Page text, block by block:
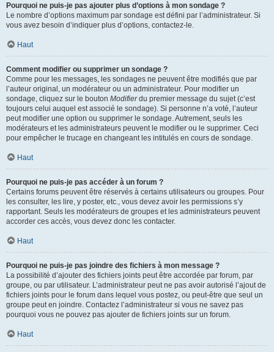
Pourquoi ne puis-je pas ajouter plus d’options à mon sondage ?
Le nombre d’options maximum par sondage est défini par l’administrateur. Si
vous avez besoin d’indiquer plus d’options, contactez-le.
Haut
Comment modifier ou supprimer un sondage ?
Comme pour les messages, les sondages ne peuvent être modifiés que par
l’auteur original, un modérateur ou un administrateur. Pour modifier un
sondage, cliquez sur le bouton Modifierdu premier message du sujet (c’est
toujours celui auquel est associé le sondage). Si personne n’a voté, l’auteur
peut modifier une option ou supprimer le sondage. Autrement, seuls les
modérateurs et les administrateurs peuvent le modifier ou le supprimer. Ceci
pour empêcher le trucage en changeant les intitulés en cours de sondage.
Haut
Pourquoi ne puis-je pas accéder à un forum ?
Certains forums peuvent être réservés à certains utilisateurs ou groupes. Pour
les consulter, les lire, y poster, etc., vous devez avoir les permissions s’y
rapportant. Seuls les modérateurs de groupes et les administrateurs peuvent
accorder ces accès, vous devez donc les contacter.
Haut
Pourquoi ne puis-je pas joindre des fichiers à mon message ?
La possibilité d’ajouter des fichiers joints peut être accordée par forum, par
groupe, ou par utilisateur. L’administrateur peut ne pas avoir autorisé l’ajout de
fichiers joints pour le forum dans lequel vous postez, ou peut-être que seul un
groupe peut en joindre. Contactez l’administrateur si vous ne savez pas
pourquoi vous ne pouvez pas ajouter de fichiers joints sur un forum.
Haut